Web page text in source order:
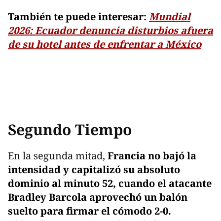
También te puede interesar: Mundial
2026: Ecuador denuncia disturbios afuera
de su hotel antes de enfrentar a México
Segundo Tiempo
En la segunda mitad, Francia no bajó la
intensidad y capitalizó su absoluto
dominio al minuto 52, cuando el atacante
Bradley Barcola aprovechó un balón
suelto para firmar el cómodo 2-0.